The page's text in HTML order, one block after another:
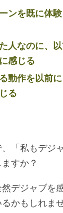
ンを既に体
人なのに、
感じる
動作を以前
る
「私もデジ
すか？
デジャブを
かもしれませ